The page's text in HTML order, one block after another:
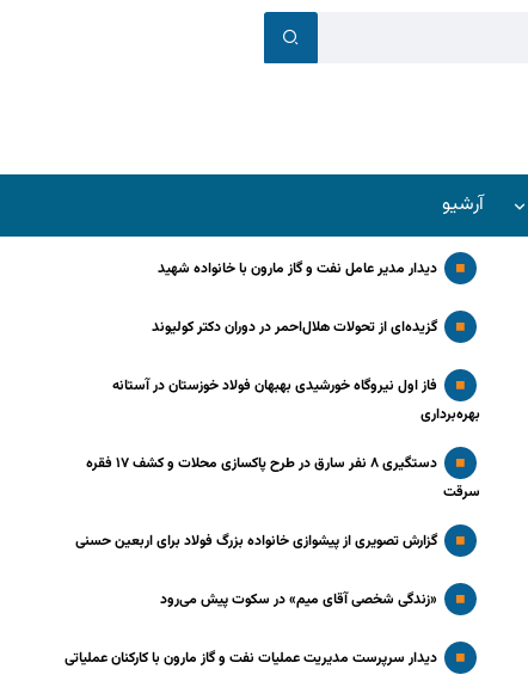
آرشیو
دیدار مدیر عامل نفت و گاز مارون با خانواده شهید
گزیده‌ای از تحولات هلال‌احمر در دوران دکتر کولیوند
فاز اول نیروگاه خورشیدی بهبهان فولاد خوزستان در آستانه
بهره‌برداری
دستگیری ۸ نفر سارق در طرح پاکسازی محلات و کشف ۱۷ فقره
سرقت
گزارش تصویری از پیشوازی خانواده بزرگ فولاد برای اربعین حسنی
«زندگی شخصی آقای میم» در سکوت پیش می‌رود
دیدار سرپرست مدیریت عملیات نفت و گاز مارون با کارکنان عملیاتی